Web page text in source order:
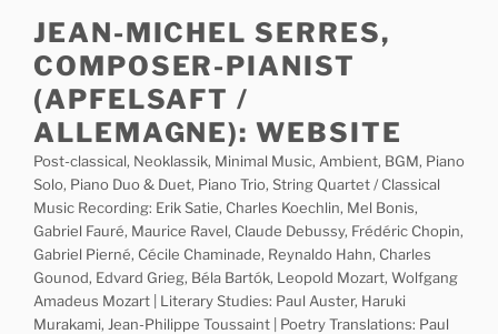
content
JEAN-MICHEL SERRES,
COMPOSER-PIANIST
(APFELSAFT /
ALLEMAGNE): WEBSITE
Post-classical, Neoklassik, Minimal Music, Ambient, BGM, Piano
Solo, Piano Duo & Duet, Piano Trio, String Quartet / Classical
Music Recording: Erik Satie, Charles Koechlin, Mel Bonis,
Gabriel Fauré, Maurice Ravel, Claude Debussy, Frédéric Chopin,
Gabriel Pierné, Cécile Chaminade, Reynaldo Hahn, Charles
Gounod, Edvard Grieg, Béla Bartók, Leopold Mozart, Wolfgang
Amadeus Mozart | Literary Studies: Paul Auster, Haruki
Murakami, Jean-Philippe Toussaint | Poetry Translations: Paul